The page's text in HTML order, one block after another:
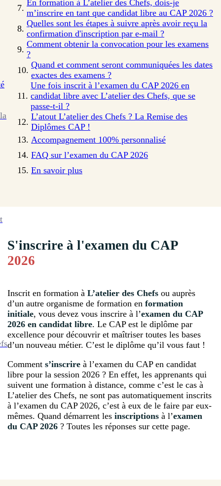
En formation à L’atelier des Chefs, dois-je
m’inscrire en tant que candidat libre au CAP 2026 ?
Quelles sont les étapes à suivre après avoir reçu la
confirmation d'inscription par e-mail ?
Comment obtenir la convocation pour les examens
?
Quand et comment seront communiquées les dates
exactes des examens ?
Une fois inscrit à l’examen du CAP 2026 en
candidat libre avec L’atelier des Chefs, que se
passe-t-il ?
L’atout L’atelier des Chefs ? La Remise des
Diplômes CAP !
Accompagnement 100% personnalisé
FAQ sur l’examen du CAP 2026
En savoir plus
S'inscrire à l'examen du CAP
2026
Inscrit en formation à L’atelier des Chefs ou auprès
d’un autre organisme de formation en formation
initiale, vous devez vous inscrire à l’examen du CAP
2026 en candidat libre. Le CAP est le diplôme par
excellence pour découvrir et maîtriser toutes les bases
d’un nouveau métier. C’est le diplôme qu’il vous faut !
Comment s’inscrire à l’examen du CAP en candidat
libre pour la session 2026 ? En effet, les apprenants qui
suivent une formation à distance, comme c’est le cas à
L’atelier des Chefs, ne sont pas automatiquement inscrits
à l’examen du CAP 2026, c’est à eux de le faire par eux-
mêmes. Quand démarrent les inscriptions à l’examen
du CAP 2026 ? Toutes les réponses sur cette page.